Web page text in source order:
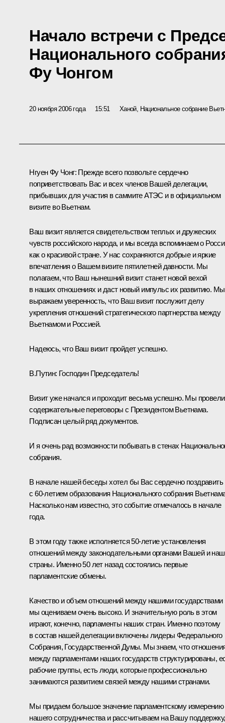
Начало встречи с
Национального
Фу Чонгом
20 ноября 2006 года 15:51 Ханой, Национальное собрание
Нгуен Фу Чонг: Прежде всего позвольте сердечно
поприветствовать Вас и всех членов Вашей делегации,
прибывших для участия в саммите АТЭС и в официальном
визите во Вьетнам.
Ваш визит является свидетельством теплых и дружеских
чувств российского народа, и мы всегда вспоминаем о
как о красивой стране. У нас сохраняются добрые и яркие
впечатления о Вашем визите пятилетней давности. Мы
полагаем, что Ваш нынешний визит станет новой вехой
в наших отношениях и даст новый импульс их развитию. Мы
выражаем уверенность, что Ваш визит послужит делу
укрепления отношений стратегического партнерства между
Вьетнамом и Россией.
Надеюсь, что Ваш визит пройдет успешно.
В.Путин: Господин Председатель!
Визит уже начался и проходит весьма успешно. Мы провели
содержательные переговоры с Президентом Вьетнама.
Подписан целый ряд документов.
И я очень рад возможности побывать в стенах
собрания.
В начале нашей беседы хотел бы Вас сердечно поздравить
с 60-летием образования Национального собрания
Насколько нам известно, это событие отмечалось в начале
года.
В этом году также исполняется 50-летие установления
отношений между законодательными органами Вашей и
страны. Именно 50 лет назад состоялись первые
парламентские обмены.
Качество и объем отношений между нашими государствами
мы оцениваем очень высоко. И значительную роль в этом
играют, конечно, парламенты наших стран. Именно поэтому
в состав нашей делегации включены лидеры Федерального
Собрания, Государственной Думы. Мы знаем, что
между парламентами наших государств структурированы,
рабочие группы, есть люди, которые профессионально
занимаются развитием связей между нашими странами.
Мы придаем большое значение парламентскому измерению
нашего сотрудничества и рассчитываем на Вашу поддержку,